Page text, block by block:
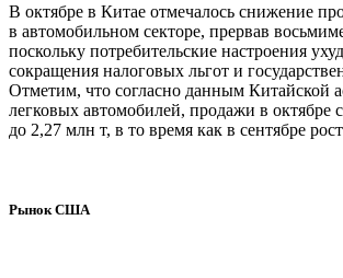
В октябре в Китае отмечалось снижение
в автомобильном секторе, прервав
поскольку потребительские настроения
сокращения налоговых льгот и
Отметим, что согласно данным Китайской
легковых автомобилей, продажи в октябре
до 2,27 млн т, в то время как в сентябре
Рынок США